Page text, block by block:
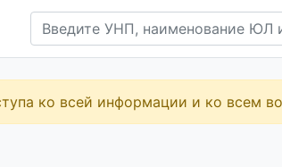
ко всей информации и ко всем